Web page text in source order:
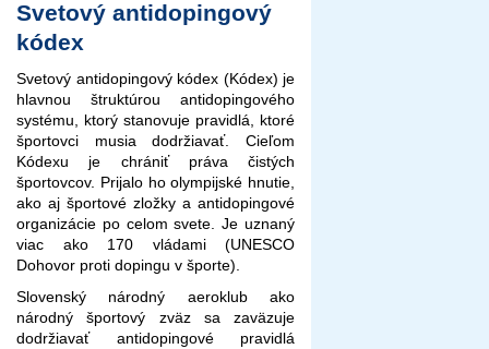
Svetový antidopingový
kódex
Svetový antidopingový kódex (Kódex) je
hlavnou štruktúrou antidopingového
systému, ktorý stanovuje pravidlá, ktoré
športovci musia dodržiavať. Cieľom
Kódexu je chrániť práva čistých
športovcov. Prijalo ho olympijské hnutie,
ako aj športové zložky a antidopingové
organizácie po celom svete. Je uznaný
viac ako 170 vládami (UNESCO
Dohovor proti dopingu v športe).
Slovenský národný aeroklub ako
národný športový zväz sa zaväzuje
dodržiavať antidopingové pravidlá